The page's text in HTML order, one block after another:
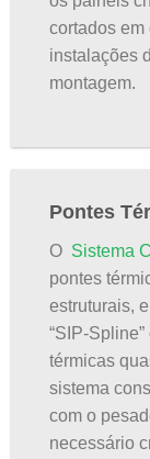
cortados em
instalações
montagem.
Pontes
O Sistema
pontes
estruturais,
“SIP-
térmicas
sistema
com o
necessário